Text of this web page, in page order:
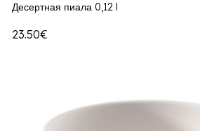
Десертная пиала 0,12 l
23.50€